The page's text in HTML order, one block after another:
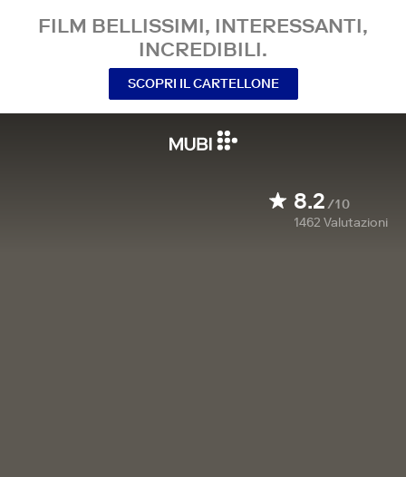
FILM BELLISSIMI, INTERESSANTI,
INCREDIBILI.
SCOPRI IL CARTELLONE
8.2/10
1462 Valutazioni